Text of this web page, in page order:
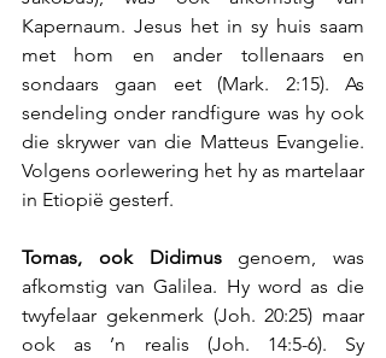
Kapernaum. Jesus het in sy huis saam
met hom en ander tollenaars en
sondaars gaan eet (Mark. 2:15). As
sendeling onder randfigure was hy ook
die skrywer van die Matteus Evangelie.
Volgens oorlewering het hy as martelaar
in Etiopië gesterf.
Tomas, ook Didimus genoem, was
afkomstig van Galilea. Hy word as die
twyfelaar gekenmerk (Joh. 20:25) maar
ook as ’n realis (Joh. 14:5-6). Sy